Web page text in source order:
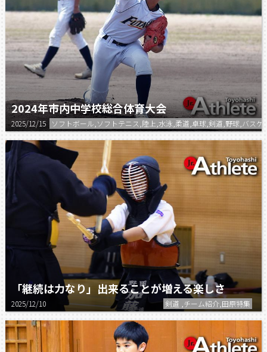
2024年市内中学校総合体育大会
2025/12/15 ソフトボール,ソフトテニス,陸上,水泳,柔道,卓球,剣道,野球,バス
「継続は力なり」出来ることが増える楽しさ
2025/12/10 剣道 ,チーム紹介,田原特集